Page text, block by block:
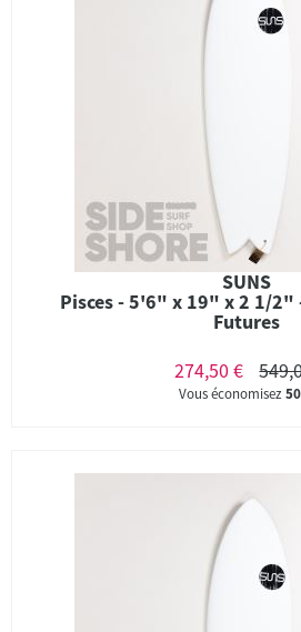
SUNS
Pisces - 5'6" x 19" x 2 1/2"
Futures
274,50 €
Vous économisez